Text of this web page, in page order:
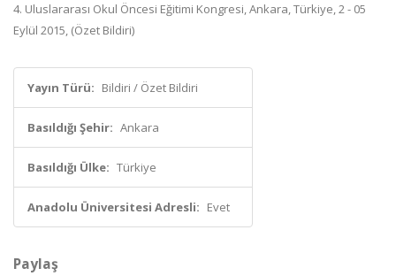
4. Uluslararası Okul Öncesi Eğitimi Kongresi, Ankara, Türkiye, 2 - 05
Eylül 2015, (Özet Bildiri)
Yayın Türü: Bildiri / Özet Bildiri
Basıldığı Şehir: Ankara
Basıldığı Ülke: Türkiye
Anadolu Üniversitesi Adresli: Evet
Paylaş